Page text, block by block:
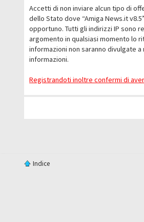
Accetti di non inviare alcun tipo di
dello Stato dove “Amiga News.it
opportuno. Tutti gli indirizzi IP sono
argomento in qualsiasi momento lo
informazioni non saranno divulgate
informazioni.
Registrandoti inoltre confermi di
Indice